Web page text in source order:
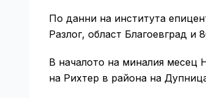
По данни на института
Разлог, област Благоевград
В началото на миналия месец
на Рихтер в района на